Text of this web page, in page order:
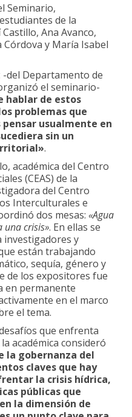
Seminario,
de la
Ana Avanco,
Córdova y María Isabel
-del Departamento de
el seminario-
hablar de estos
problemas que
usualmente en
sin un
.
académica del Centro
(CEAS) de la
del Centro
Interculturales e
dos mesas: «Agua
una crisis». En ellas se
investigadores y
están trabajando
sequía, género y
de los expositores fue
en permanente
en el marco
el tema.
que enfrenta
académica consideró
la gobernanza del
claves que hay
la crisis hídrica,
públicas que
la dimensión de